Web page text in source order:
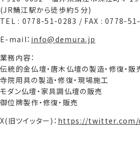
(JR鯖江駅から徒歩約５分)
TEL : 0778-51-0283 / FAX : 0778-
E-mail： info@demura.jp
業務内容：
伝統的金仏壇・唐木仏壇の製造・修復・販
寺院用具の製造・修復・現場施工
モダン仏壇・家具調仏壇の販売
御位牌製作・修復・販売
X(旧ツイッター)： https://twitter.com/